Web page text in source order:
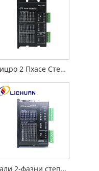
Мицро 2 Пхасе Степпер Дривер Мини
Мали 2-фазни степер драјвер Мини